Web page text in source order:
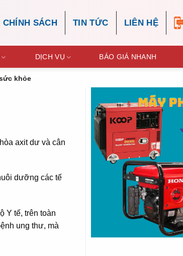
SÁCH TIN TỨC LIÊN HỆ
DỊCH VỤ BÁO GIÁ NHANH
khỏe
axit dư và cân
dưỡng các tế
Y tế, trên toàn
ung thư, mà